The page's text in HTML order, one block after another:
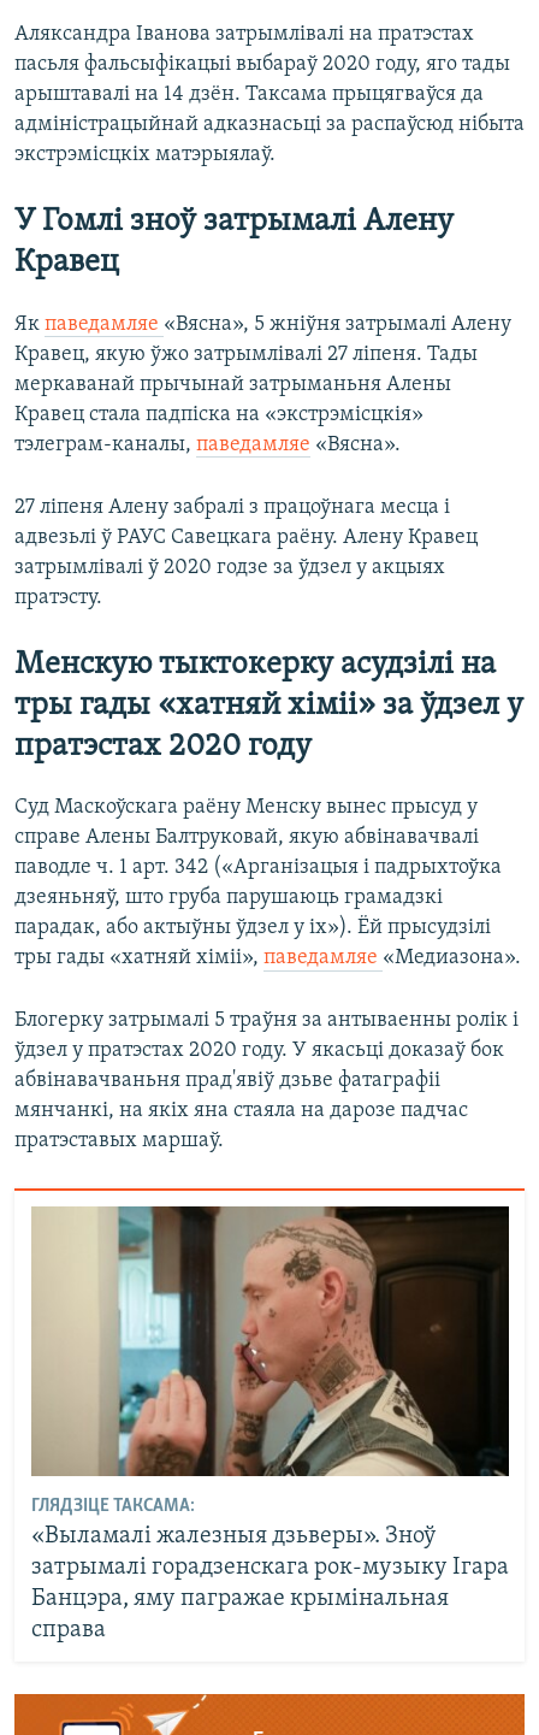
Аляксандра Іванова затрымлівалі на пратэстах
пасьля фальсыфікацыі выбараў 2020 году, яго тады
арыштавалі на 14 дзён. Таксама прыцягваўся да
адміністрацыйнай адказнасьці за распаўсюд нібыта
экстрэмісцкіх матэрыялаў.
У Гомлі зноў затрымалі Алену
Кравец
Як паведамляе «Вясна», 5 жніўня затрымалі Алену
Кравец, якую ўжо затрымлівалі 27 ліпеня. Тады
меркаванай прычынай затрыманьня Алены
Кравец стала падпіска на «экстрэмісцкія»
тэлеграм-каналы, паведамляе «Вясна».
27 ліпеня Алену забралі з працоўнага месца і
адвезьлі ў РАУС Савецкага раёну. Алену Кравец
затрымлівалі ў 2020 годзе за ўдзел у акцыях
пратэсту.
Менскую тыктокерку асудзілі на
тры гады «хатняй хіміі» за ўдзел у
пратэстах 2020 году
Суд Маскоўскага раёну Менску вынес прысуд у
справе Алены Балтруковай, якую абвінавачвалі
паводле ч. 1 арт. 342 («Арганізацыя і падрыхтоўка
дзеяньняў, што груба парушаюць грамадзкі
парадак, або актыўны ўдзел у іх»). Ёй прысудзілі
тры гады «хатняй хіміі», паведамляе «Медиазона».
Блогерку затрымалі 5 траўня за антываенны ролік і
ўдзел у пратэстах 2020 году. У якасьці доказаў бок
абвінавачваньня прад'явіў дзьве фатаграфіі
мянчанкі, на якіх яна стаяла на дарозе падчас
пратэставых маршаў.
ГЛЯДЗІЦЕ ТАКСАМА:
«Выламалі жалезныя дзьверы». Зноў
затрымалі горадзенскага рок-музыку Ігара
Банцэра, яму пагражае крымінальная
справа